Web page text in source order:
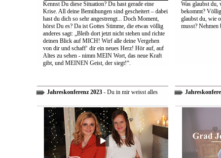
Kennst Du diese Situation? Du hast gerade eine
Krise. All deine Bemühungen sind gescheitert – dabei
hast du dich so sehr angestrengt... Doch Moment,
hörst Du es? Da ist Gottes Stimme, die etwas völlig
anderes sagt: „Bleib dort jetzt nicht stehen und richte
deinen Blick auf MICH! Wirf alle deine Vergehen
von dir und schaff‘ dir ein neues Herz! Hör auf, auf
Altes zu sehen - nimm MEIN Wort, das neue Kraft
gibt, und MEINEN Geist, der siegt!“.
Was glaubst du,
bekommt?
glaubst du, wie
musst? Nehmen
Jahreskonferenz 2023- Du in mir weisst alles